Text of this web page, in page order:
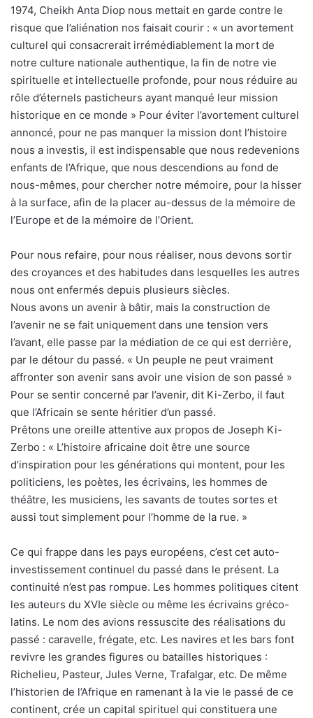
1974, Cheikh Anta Diop nous mettait en garde contre le
risque que l’aliénation nos faisait courir : « un avortement
culturel qui consacrerait irrémédiablement la mort de
notre culture nationale authentique, la fin de notre vie
spirituelle et intellectuelle profonde, pour nous réduire au
rôle d’éternels pasticheurs ayant manqué leur mission
historique en ce monde » Pour éviter l’avortement culturel
annoncé, pour ne pas manquer la mission dont l’histoire
nous a investis, il est indispensable que nous redevenions
enfants de l’Afrique, que nous descendions au fond de
nous-mêmes, pour chercher notre mémoire, pour la hisser
à la surface, afin de la placer au-dessus de la mémoire de
l’Europe et de la mémoire de l’Orient.
Pour nous refaire, pour nous réaliser, nous devons sortir
des croyances et des habitudes dans lesquelles les autres
nous ont enfermés depuis plusieurs siècles.
Nous avons un avenir à bâtir, mais la construction de
l’avenir ne se fait uniquement dans une tension vers
l’avant, elle passe par la médiation de ce qui est derrière,
par le détour du passé. « Un peuple ne peut vraiment
affronter son avenir sans avoir une vision de son passé »
Pour se sentir concerné par l’avenir, dit Ki-Zerbo, il faut
que l’Africain se sente héritier d’un passé.
Prêtons une oreille attentive aux propos de Joseph Ki-
Zerbo : « L’histoire africaine doit être une source
d’inspiration pour les générations qui montent, pour les
politiciens, les poètes, les écrivains, les hommes de
théâtre, les musiciens, les savants de toutes sortes et
aussi tout simplement pour l’homme de la rue. »
Ce qui frappe dans les pays européens, c’est cet auto-
investissement continuel du passé dans le présent. La
continuité n’est pas rompue. Les hommes politiques citent
les auteurs du XVIe siècle ou même les écrivains gréco-
latins. Le nom des avions ressuscite des réalisations du
passé : caravelle, frégate, etc. Les navires et les bars font
revivre les grandes figures ou batailles historiques :
Richelieu, Pasteur, Jules Verne, Trafalgar, etc. De même
l’historien de l’Afrique en ramenant à la vie le passé de ce
continent, crée un capital spirituel qui constituera une